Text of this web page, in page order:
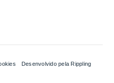
Desenvolvido pela Rippling